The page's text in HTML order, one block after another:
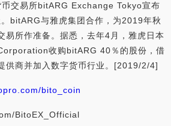
交易所bitARG Exchange Tokyo宣布
bitARG与雅虎集团合作，为2019年秋
易所作准备。据悉，去年4月，雅虎日本
收购bitARG 40％的股份，借
供商并加入数字货币行业。[2019/2/4]
bito_coin
BitoEX_Official